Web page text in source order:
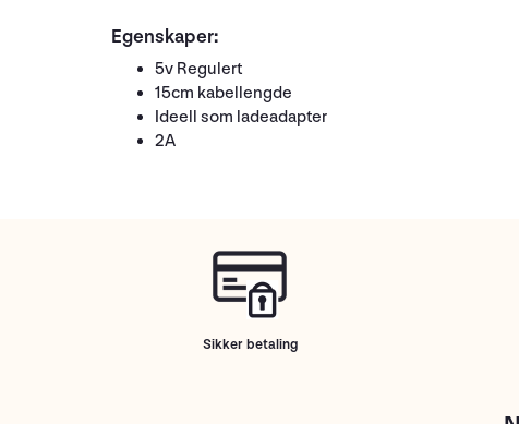
Egenskaper:
5v Regulert
15cm kabellengde
Ideell som ladeadapter
2A
Sikker betaling